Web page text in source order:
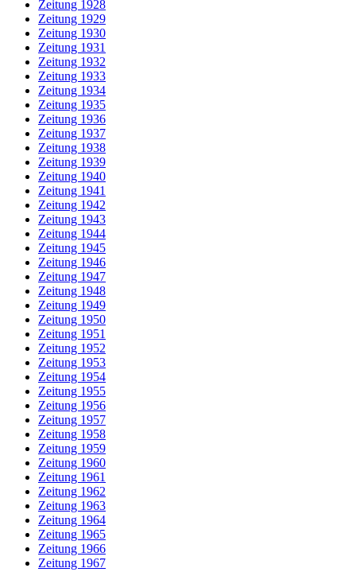
Zeitung 1928
Zeitung 1929
Zeitung 1930
Zeitung 1931
Zeitung 1932
Zeitung 1933
Zeitung 1934
Zeitung 1935
Zeitung 1936
Zeitung 1937
Zeitung 1938
Zeitung 1939
Zeitung 1940
Zeitung 1941
Zeitung 1942
Zeitung 1943
Zeitung 1944
Zeitung 1945
Zeitung 1946
Zeitung 1947
Zeitung 1948
Zeitung 1949
Zeitung 1950
Zeitung 1951
Zeitung 1952
Zeitung 1953
Zeitung 1954
Zeitung 1955
Zeitung 1956
Zeitung 1957
Zeitung 1958
Zeitung 1959
Zeitung 1960
Zeitung 1961
Zeitung 1962
Zeitung 1963
Zeitung 1964
Zeitung 1965
Zeitung 1966
Zeitung 1967